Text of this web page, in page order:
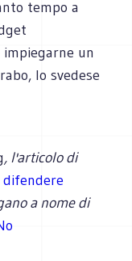
tempo a
un
lo svedese
, l'articolo di
a nome di